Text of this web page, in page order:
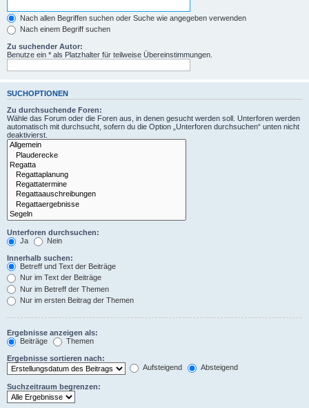
Nach allen Begriffen suchen oder Suche wie angegeben verwenden
Nach einem Begriff suchen
Zu suchender Autor:
Benutze ein * als Platzhalter für teilweise Übereinstimmungen.
SUCHOPTIONEN
Zu durchsuchende Foren:
Wähle das Forum oder die Foren aus, in denen gesucht werden soll. Unterforen werden
automatisch mit durchsucht, sofern du die Option „Unterforen durchsuchen“ unten nicht
deaktivierst.
Unterforen durchsuchen:
Ja
Nein
Innerhalb suchen:
Betreff und Text der Beiträge
Nur im Text der Beiträge
Nur im Betreff der Themen
Nur im ersten Beitrag der Themen
Ergebnisse anzeigen als:
Beiträge
Themen
Ergebnisse sortieren nach:
Aufsteigend
Absteigend
Suchzeitraum begrenzen: